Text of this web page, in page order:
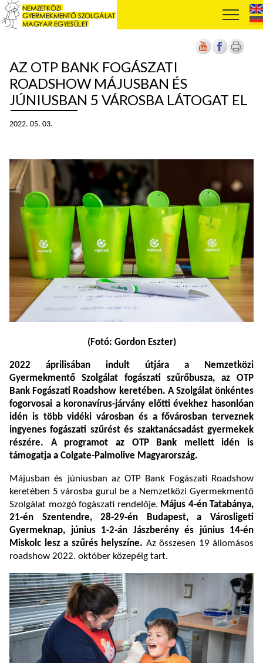
AZ OTP BANK FOGÁSZATI
ROADSHOW MÁJUSBAN ÉS
JÚNIUSBAN 5 VÁROSBA LÁTOGAT EL
2022. 05. 03.
(Fotó: Gordon Eszter)
2022 áprilisában indult útjára a
Nemzetközi
Gyermekmentő Szolgálat fogászati szűrőbusza, az OTP
Bank Fogászati Roadshow keretében. A Szolgálat önkéntes
fogorvosai a koronavírus-járvány előtti évekhez hasonlóan
idén is több vidéki városban és a fővárosban terveznek
ingyenes fogászati szűrést és szaktanácsadást gyermekek
részére. A programot az OTP Bank mellett idén is
támogatja a Colgate-Palmolive Magyarország.
Májusban és júniusban az OTP Bank Fogászati Roadshow
keretében 5 városba gurul be a Nemzetközi Gyermekmentő
Szolgálat mozgó fogászati rendelője. Május 4-én Tatabánya,
21-én Szentendre, 28-29-én Budapest, a Városligeti
Gyermeknap, június 1-2-án Jászberény és június 14-én
Miskolc lesz a szűrés helyszíne. Az összesen 19 állomásos
roadshow 2022. október közepéig tart.